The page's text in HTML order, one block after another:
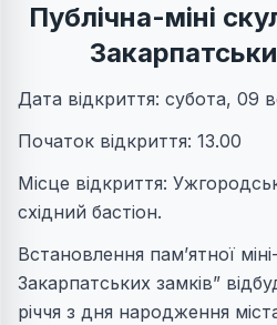
Публічна-міні
Дата відкриття: субота, 09
Початок відкриття: 13.00
Місце відкриття:
східний бастіон.
Встановлення пам’ятної
Закарпатських замків”
річчя з дня народження